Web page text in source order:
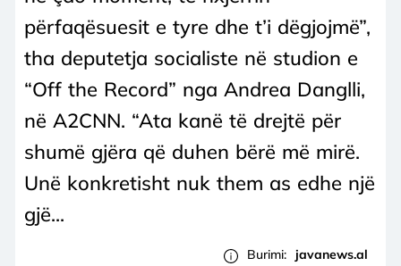
përfaqësuesit e tyre dhe t’i dëgjojmë”,
tha deputetja socialiste në studion e
“Off the Record” nga Andrea Danglli,
në A2CNN. “Ata kanë të drejtë për
shumë gjëra që duhen bërë më mirë.
Unë konkretisht nuk them as edhe një
gjë...
Burimi: javanews.al